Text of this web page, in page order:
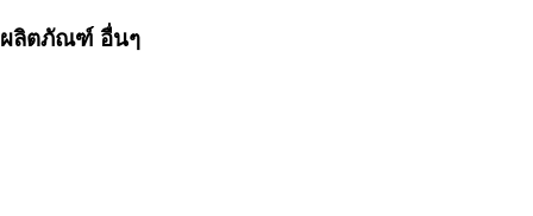
ผลิตภัณฑ์ อื่นๆ